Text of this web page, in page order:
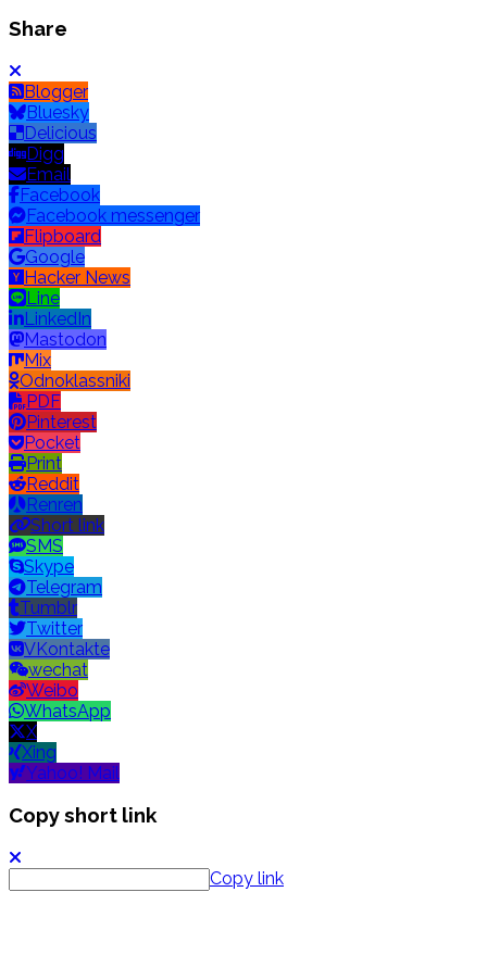
Share
Blogger
Bluesky
Delicious
Digg
Email
Facebook
Facebook messenger
Flipboard
Google
Hacker News
Line
LinkedIn
Mastodon
Mix
Odnoklassniki
PDF
Pinterest
Pocket
Print
Reddit
Renren
Short link
SMS
Skype
Telegram
Tumblr
Twitter
VKontakte
wechat
Weibo
WhatsApp
X
Xing
Yahoo! Mail
Copy short link
Copy link